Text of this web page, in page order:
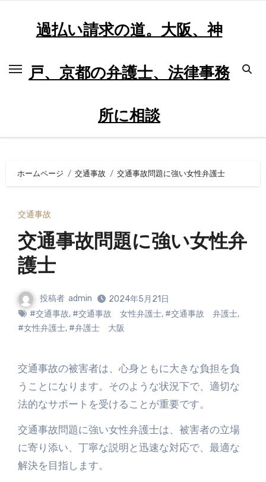
過払い請求の道。大阪、神
戸、京都の弁護士、法律事務
所に相談
ホームページ 交通事故 交通事故問題に強い女性弁護士
交通事故
交通事故問題に強い女性弁
護士
投稿者 admin
2024年5月21日
#交通事故, #交通事故 女性弁護士, #交通事故 弁護士,
#女性弁護士, #弁護士 大阪
交通事故の被害者は、心身ともに大きな負担を負
うことになります。そのような状況下で、適切な
法的なサポートを受けることが重要です。
交通事故問題に強い女性弁護士は、被害者の立場
に寄り添い、丁寧な説明と迅速な対応で、最適な
解決を目指します。